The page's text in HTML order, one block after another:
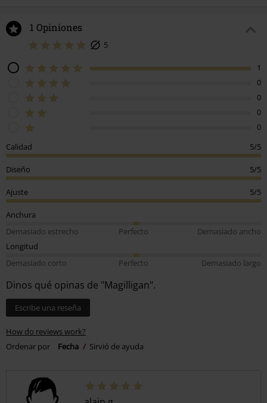
1 Opiniones
5
1
0
0
0
0
Calidad
5/5
Diseño 5/5
Ajuste 5/5
Anchura
Demasiado estrecho
Perfecto
Demasiado ancho
Longitud
Demasiado corto
Perfecto Demasiado largo
Dinos qué opinas de "Magilligan".
Escribe una reseña
How do reviews work?
Ordenar por
Fecha Sirvió de ayuda